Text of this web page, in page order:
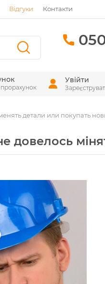
Відгуки Контакти
Увійти
детали или покупать
довелось